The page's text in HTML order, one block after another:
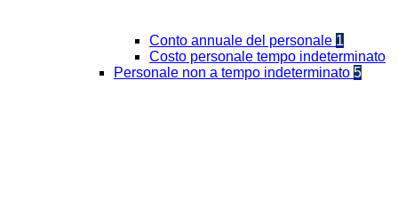
Conto annuale del personale 1
Costo personale tempo indeterminato
Personale non a tempo indeterminato 5